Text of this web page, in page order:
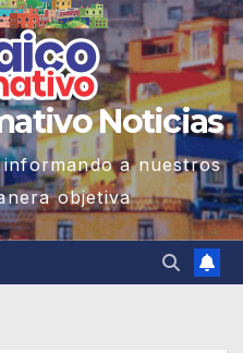
Noticias
a nuestros
objetiva